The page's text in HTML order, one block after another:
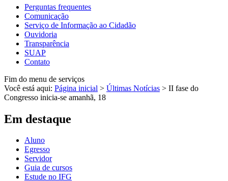
Perguntas frequentes
Comunicação
Serviço de Informação ao Cidadão
Ouvidoria
Transparência
SUAP
Contato
Fim do menu de serviços
Você está aqui: Página inicial > Últimas Notícias > II fase do
Congresso inicia-se amanhã, 18
Em destaque
Aluno
Egresso
Servidor
Guia de cursos
Estude no IFG